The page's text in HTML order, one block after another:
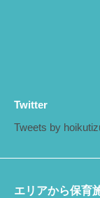
Twitter
Tweets by
エリアから保育